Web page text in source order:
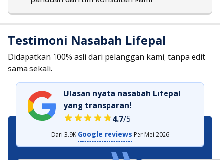
Testimoni Nasabah Lifepal
Didapatkan 100% asli dari pelanggan kami, tanpa edit
sama sekali.
Ulasan nyata nasabah Lifepal
yang transparan!
4.7/5
Dari 3.9K Google reviews Per Mei 2026